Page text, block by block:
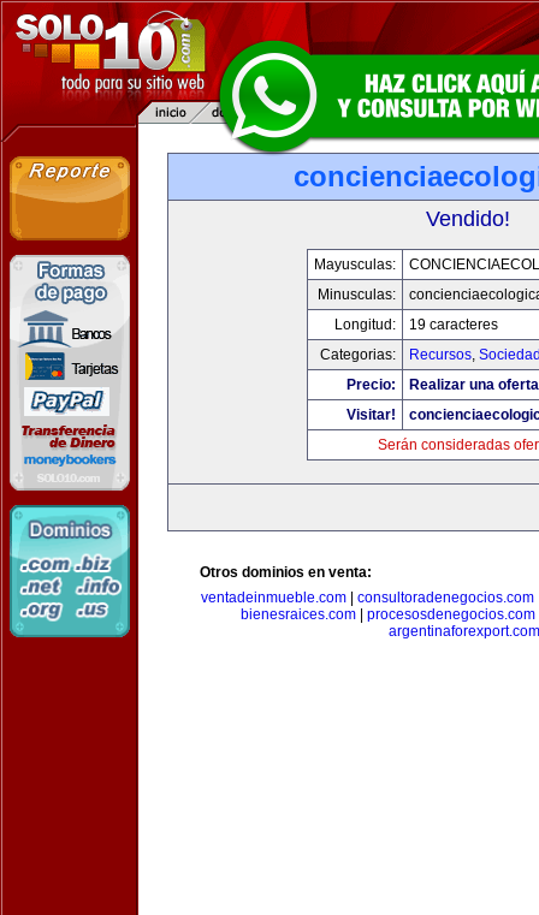
Vendido!
Mayusculas:
Minusculas:
Longitud:
19 caracteres
Categorias:
Recursos,
Precio:
Realizar una
Visitar!
Serán consideradas
Otros dominios en venta:
ventadeinmueble.com| consultoradenegocios.com
bienesraices.com
procesosdenegocios.com
argentinaforexport.com